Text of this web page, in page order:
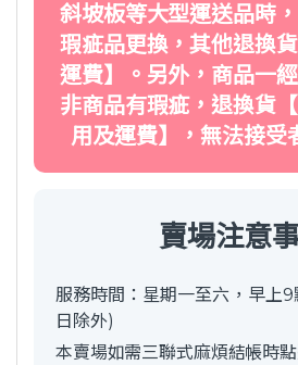
斜坡板等大型運送品時
瑕疵品更換，其他退換
運費】。另外，商品一
非商品有瑕疵，退換貨
用及運費】，無法接受
賣場注意
服務時間：星期一至六，早上
日除外)
本賣場如需三聯式麻煩結帳時點